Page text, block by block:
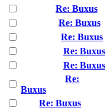
Re: Buxus
Re: Buxus
Re: Buxus
Re: Buxus
Re: Buxus
Re:
Buxus
Re: Buxus